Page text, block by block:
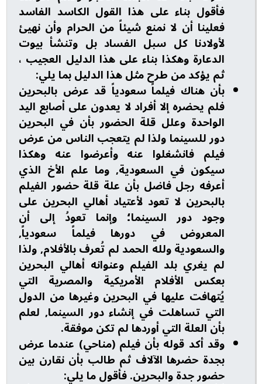
فأقول بناء على هذا القول الكاسد الفاسد
فعلينا أن لا نمنع شيئاً من الحرام وأن نهيئ
لأولادنا كل سبل الفساد بل وتنشأ بيوت
الدعارة وهكذا بناء على هذا الدليل العجيب ،
ثم يؤكد من طرح مثل هذا الدليل بما يلي:
بأن هناك فيلماً سعودياً قد عرض بالبحرين
فلم يحضره إلا أفراد لا يعدون على أصابع اليد
الواحدة وعلل قلة الحضور بأن في البحرين
دور للسينما ولذا لم يتعجب الناس من عرض
فيلم فانشغلوا عنه وأعرضوا عنه وهكذا
سيكون في السعودية, وما علم الأخ الذي
أعرفه رجل فاضل بأن علة قلة حضور الفيلم
بالبحرين لا تعود لأعتياد أهالي البحرين على
وجود دور السينما؛ وإنما تعودُ إلى أن
المعروض في دورها فيلماً سعودياً,
والسعودية ولله الحمد لم تُعرف بالأفلام, ولذا
لم يغري بلد الفيلم وعنوانه أهالي البحرين
بعكس الأفلام الأمريكية والمصرية التي
يُتهافت عليها في البحرين وغيرها من الدول
التي تساهلت في إنشاء دور السينما, لعلم
بأن العلة التي أوردها لم تكن موفقة.
وقد أكد قوله بأن فيلم (مناحي) عندما عرض
بجدة حضرها الآلاف ثم طالب بأن نقارن بين
حضور جدة والبحرين. فأقول ما يلي: